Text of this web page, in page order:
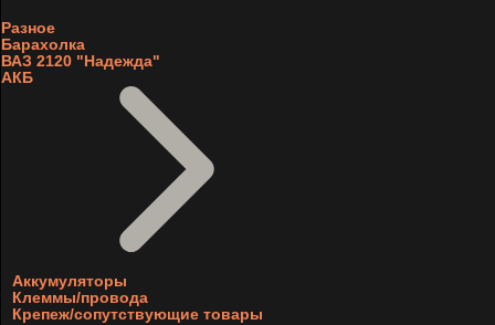
Разное
Барахолка
ВАЗ 2120 "Надежда"
АКБ
Аккумуляторы
Клеммы/провода
Крепеж/сопутствующие товары